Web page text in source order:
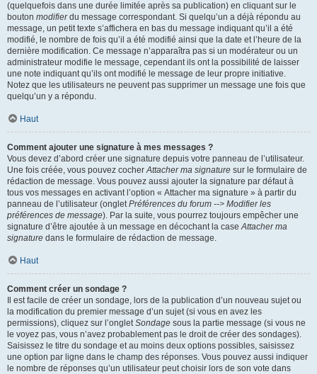
(quelquefois dans une durée limitée après sa publication) en cliquant sur le
bouton modifierdu message correspondant. Si quelqu’un a déjà répondu au
message, un petit texte s’affichera en bas du message indiquant qu’il a été
modifié, le nombre de fois qu’il a été modifié ainsi que la date et l’heure de la
dernière modification. Ce message n’apparaîtra pas si un modérateur ou un
administrateur modifie le message, cependant ils ont la possibilité de laisser
une note indiquant qu’ils ont modifié le message de leur propre initiative.
Notez que les utilisateurs ne peuvent pas supprimer un message une fois que
quelqu’un y a répondu.
Haut
Comment ajouter une signature à mes messages ?
Vous devez d’abord créer une signature depuis votre panneau de l’utilisateur.
Une fois créée, vous pouvez cocherAttacher ma signature sur le formulaire de
rédaction de message. Vous pouvez aussi ajouter la signature par défaut à
tous vos messages en activant l’option « Attacher ma signature » à partir du
panneau de l’utilisateur (ongletPréférences du forum --> Modifier les
préférences de message). Par la suite, vous pourrez toujours empêcher une
signature d’être ajoutée à un message en décochant la caseAttacher ma
signature dans le formulaire de rédaction de message.
Haut
Comment créer un sondage ?
Il est facile de créer un sondage, lors de la publication d’un nouveau sujet ou
la modification du premier message d’un sujet (si vous en avez les
permissions), cliquez sur l’ongletSondage sous la partie message (si vous ne
le voyez pas, vous n’avez probablement pas le droit de créer des sondages).
Saisissez le titre du sondage et au moins deux options possibles, saisissez
une option par ligne dans le champ des réponses. Vous pouvez aussi indiquer
le nombre de réponses qu’un utilisateur peut choisir lors de son vote dans